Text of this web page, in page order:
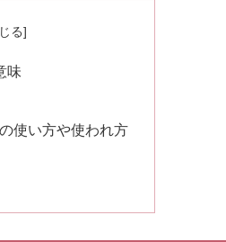
味
使い方や使われ方